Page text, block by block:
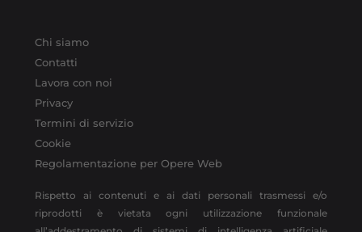
Chi siamo
Contatti
Lavora con noi
Privacy
Termini di servizio
Cookie
Regolamentazione per Opere Web
Rispetto ai contenuti e ai dati personali trasmessi e/o
riprodotti è vietata ogni utilizzazione funzionale